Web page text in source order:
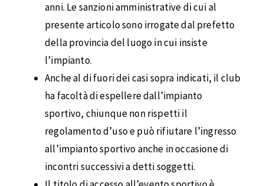
anni. Le sanzioni amministrative di cui al
presente articolo sono irrogate dal prefetto
della provincia del luogo in cui insiste
l’impianto.
Anche al di fuori dei casi sopra indicati, il club
ha facoltà di espellere dall’impianto
sportivo, chiunque non rispetti il
regolamento d’uso e può rifiutare l’ingresso
all’impianto sportivo anche in occasione di
incontri successivi a detti soggetti.